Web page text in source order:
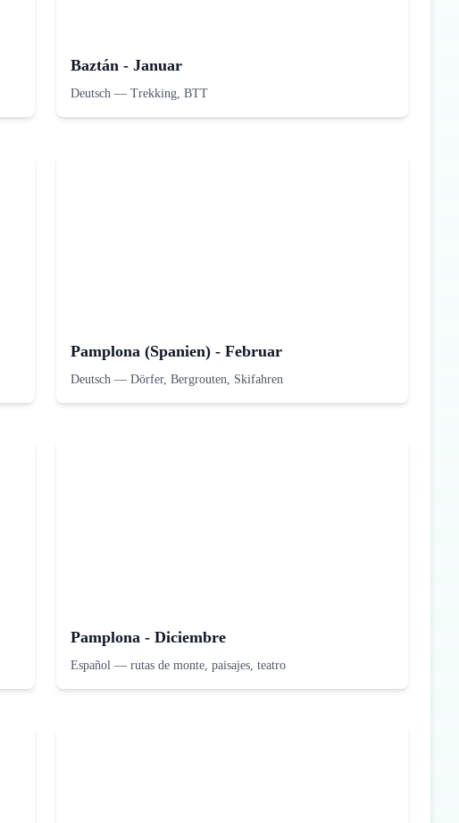
Baztán - Januar
Deutsch — Trekking, BTT
Pamplona (Spanien) - Februar
Deutsch — Dörfer, Bergrouten, Skifahren
Pamplona - Diciembre
Español — rutas de monte, paisajes, teatro